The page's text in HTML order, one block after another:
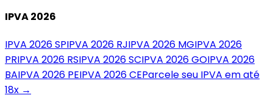
IPVA 2026
IPVA 2026SPIPVA 2026 RJIPVA 2026 MGIPVA 2026
PRIPVA 2026 RSIPVA 2026SCIPVA 2026GOIPVA 2026
BAIPVA 2026 PEIPVA 2026CEParcele seu IPVA em até
18x →